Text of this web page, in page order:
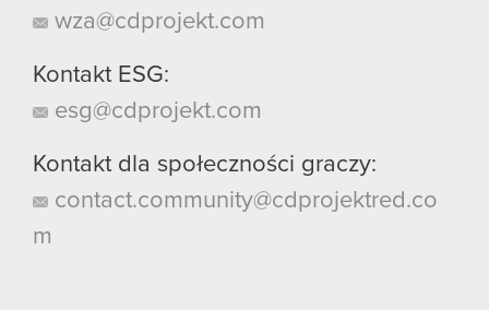
wza@cdprojekt.com
Kontakt ESG:
esg@cdprojekt.com
Kontakt dla społeczności graczy:
contact.community@cdprojektred.co
m